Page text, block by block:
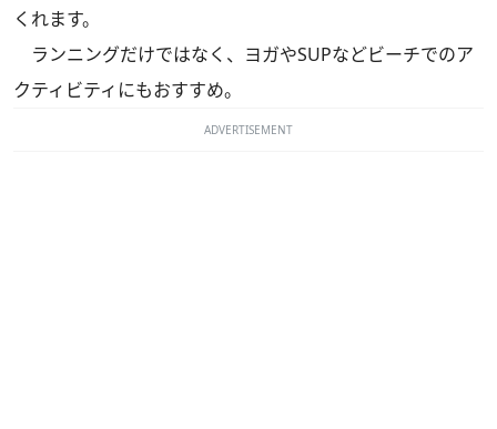
くれます。
ランニングだけではなく、ヨガやSUPなどビーチでのア
クティビティにもおすすめ。
ADVERTISEMENT